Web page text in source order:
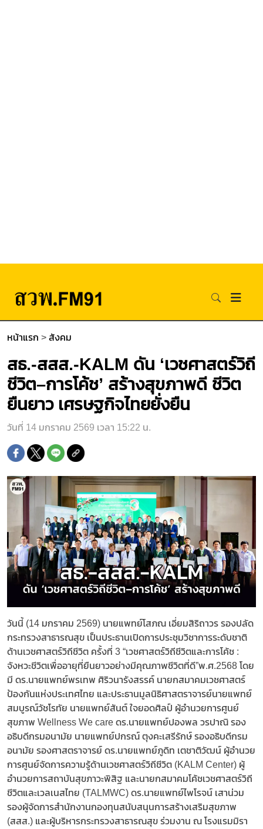
หน้าแรก > สังคม
สธ.-สสส.-KALM ดัน ‘เวชศาสตร์วิถี
ชีวิต–การโค้ช’ สร้างสุขภาพดี ชีวิต
ยืนยาว เศรษฐกิจไทยยั่งยืน
วันที่ 14 มกราคม 2569 เวลา 15:22 น.
วันนี้ (14 มกราคม 2569) นายแพทย์โสภณ เอี่ยมสิริถาวร รองปลัด
กระทรวงสาธารณสุข เป็นประธานเปิดการประชุมวิชาการระดับชาติ
ด้านเวชศาสตร์วิถีชีวิต ครั้งที่ 3 “เวชศาสตร์วิถีชีวิตและการโค้ช :
จังหวะชีวิตเพื่ออายุที่ยืนยาวอย่างมีคุณภาพชีวิตที่ดี”พ.ศ.2568 โดย
มี ดร.นายแพทย์พรเทพ ศิริวนารังสรรค์ นายกสมาคมเวชศาสตร์
ป้องกันแห่งประเทศไทย และประธานมูลนิธิศาสตราจารย์นายแพทย์
สมบูรณ์วัชโรทัย นายแพทย์สันต์ ใจยอดศิลป์ ผู้อำนวยการศูนย์
สุขภาพ Wellness We care ดร.นายแพทย์ปองพล วรปาณิ รอง
อธิบดีกรมอนามัย นายแพทย์ปกรณ์ ตุงคะเสรีรักษ์ รองอธิบดีกรม
อนามัย รองศาสตราจารย์ ดร.นายแพทย์ภูดิท เตชาติวัฒน์ ผู้อำนวย
การศูนย์จัดการความรู้ด้านเวชศาสตร์วิถีชีวิต (KALM Center) ผู้
อำนวยการสถาบันสุขภาวะพิสิฐ และนายกสมาคมโค้ชเวชศาสตร์วิถี
ชีวิตและเวลเนสไทย (TALMWC) ดร.นายแพทย์ไพโรจน์ เสาน่วม
รองผู้จัดการสำนักงานกองทุนสนับสนุนการสร้างเสริมสุขภาพ
(สสส.) และผู้บริหารกระทรวงสาธารณสุข ร่วมงาน ณ โรงแรมมิรา